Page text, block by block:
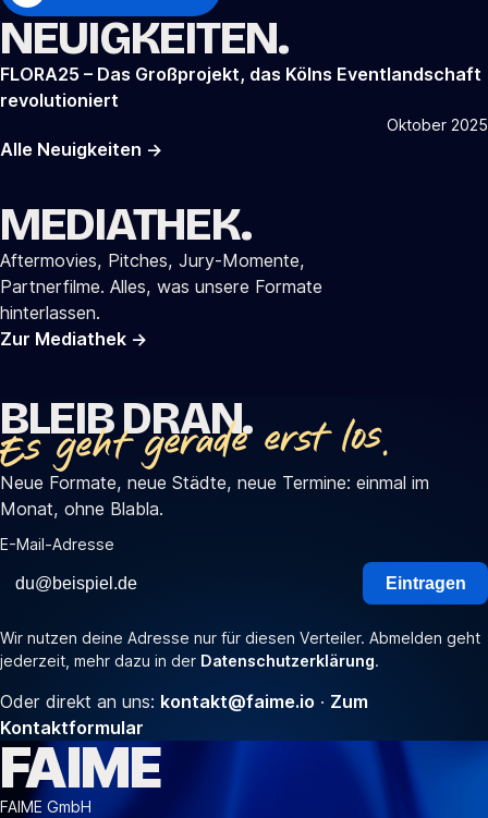
NEUIGKEITEN.
FLORA25 – Das Großprojekt, das Kölns Eventlandschaft
revolutioniert
Oktober 2025
Alle Neuigkeiten →
MEDIATHEK.
Aftermovies, Pitches, Jury-Momente,
Partnerfilme. Alles, was unsere Formate
hinterlassen.
Zur Mediathek →
BLEIB DRAN.
Es geht gerade erst los.
Neue Formate, neue Städte, neue Termine: einmal im
Monat, ohne Blabla.
E-Mail-Adresse
Eintragen
Wir nutzen deine Adresse nur für diesen Verteiler. Abmelden geht
jederzeit, mehr dazu in der Datenschutzerklärung.
Oder direkt an uns: kontakt@faime.io · Zum
Kontaktformular
Footer
FAIME
FAIME GmbH